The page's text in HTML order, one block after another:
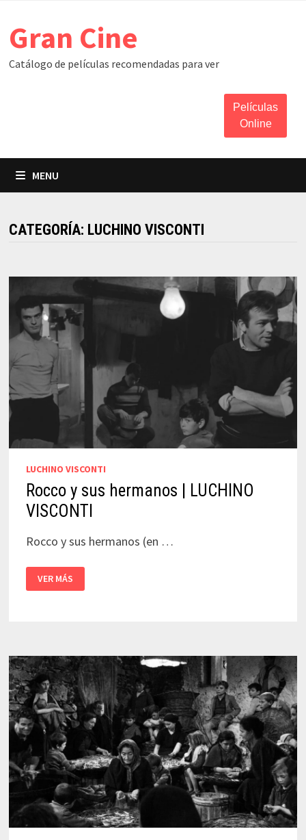
content
Gran Cine
Catálogo de películas recomendadas para ver
Películas
Online
MENU
CATEGORÍA: LUCHINO VISCONTI
LUCHINO VISCONTI
Rocco y sus hermanos | LUCHINO
VISCONTI
Rocco y sus hermanos (en …
ROCCO
Y
SUS
VER MÁS